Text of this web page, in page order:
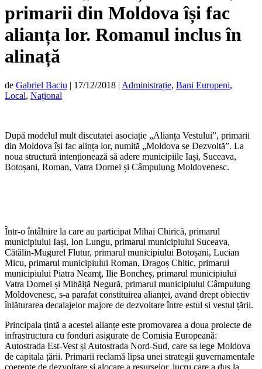
primarii din Moldova își fac
alianța lor. Romanul inclus în
alinață
de Gabriel Baciu | 17/12/2018 | Administrație, Bani Europeni,
Local, Național
După modelul mult discutatei asociație „Alianța Vestului”, primarii
din Moldova își fac alința lor, numită „Moldova se Dezvoltă”. La
noua structură intenționează să adere municipiile Iași, Suceava,
Botoșani, Roman, Vatra Dornei și Câmpulung Moldovenesc.
Într-o întâlnire la care au participat Mihai Chirică, primarul
municipiului Iași, Ion Lungu, primarul municipiului Suceava,
Cătălin-Mugurel Flutur, primarul municipiului Botoșani, Lucian
Micu, primarul municipiului Roman, Dragoș Chitic, primarul
municipiului Piatra Neamț, Ilie Boncheș, primarul municipiului
Vatra Dornei și Mihăiță Negură, primarul municipiului Câmpulung
Moldovenesc, s-a parafat constituirea alianței, avand drept obiectiv
înlăturarea decalajelor majore de dezvoltare între estul si vestul țării.
Principala țintă a acestei alianțe este promovarea a doua proiecte de
infrastructura cu fonduri asigurate de Comisia Europeană:
Autostrada Est-Vest și Autostrada Nord-Sud, care sa lege Moldova
de capitala țării. Primarii reclamă lipsa unei strategii guvernamentale
coerente de dezvoltare și alocare a resurselor, lucru care a dus la